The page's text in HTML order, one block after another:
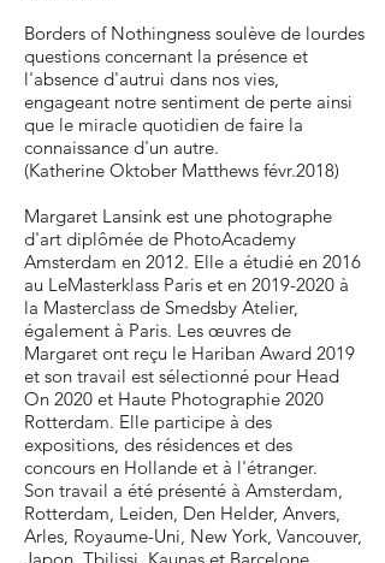
Borders of Nothingness soulève de lourdes
questions concernant la présence et
l'absence d'autrui dans nos vies,
engageant notre sentiment de perte ainsi
que le miracle quotidien de faire la
connaissance d'un autre.
(Katherine Oktober Matthews févr.2018)
Margaret Lansink est une photographe
d'art diplômée de PhotoAcademy
Amsterdam en 2012. Elle a étudié en 2016
au LeMasterklass Paris et en 2019-2020 à
la Masterclass de Smedsby Atelier,
également à Paris. Les œuvres de
Margaret ont reçu le Hariban Award 2019
et son travail est sélectionné pour Head
On 2020 et Haute Photographie 2020
Rotterdam. Elle participe à des
expositions, des résidences et des
concours en Hollande et à l'étranger.
Son travail a été présenté à Amsterdam,
Rotterdam, Leiden, Den Helder, Anvers,
Arles, Royaume-Uni, New York, Vancouver,